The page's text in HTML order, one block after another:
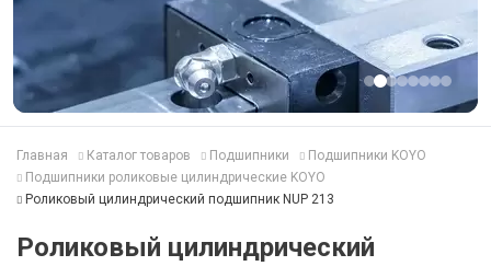
Главная Каталог товаров Подшипники
Подшипники KOYO
Подшипники роликовые цилиндрические KOYO
Роликовый цилиндрический подшипник NUP 213
Роликовый цилиндрический